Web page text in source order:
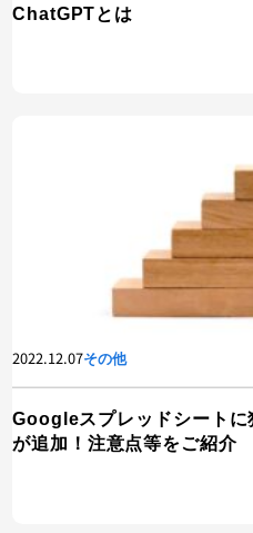
ChatGPTとは
2022.12.07その他
Googleスプレッドシート
が追加！注意点等をご紹介